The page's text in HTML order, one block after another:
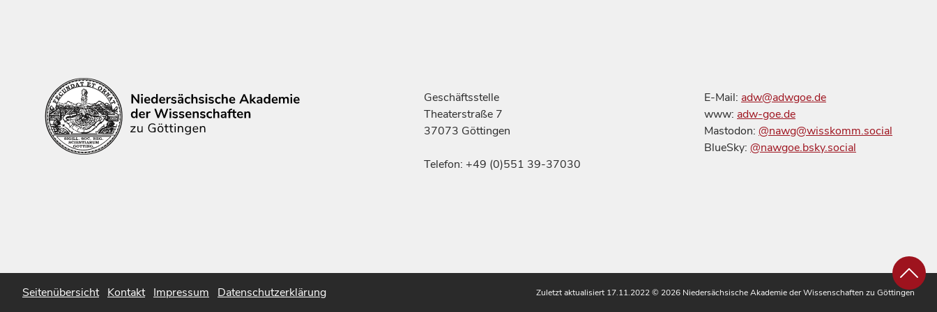
Geschäftsstelle
Theaterstraße 7
37073 Göttingen
Telefon: +49 (0)551 39-37030
E-Mail: adw@adwgoe.de
www: adw-goe.de
Mastodon: @nawg@wisskomm.social
BlueSky: @nawgoe.bsky.social
Seitenübersicht Kontakt Impressum Datenschutzerklärung Zuletzt aktualisiert 17.11.2022© 2026 Niedersächsische Akademie der Wissenschaften zu Göttingen